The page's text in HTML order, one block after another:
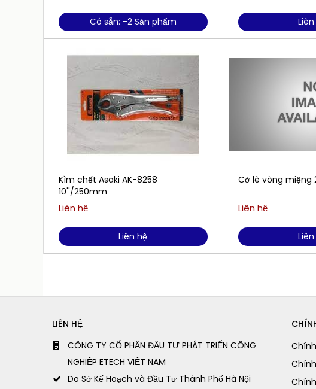
Có sẵn: -2 Sản phẩm
Kìm chết Asaki AK-8258
10''/250mm
Liên hệ
Liên hệ
Cờ lê vòng miệng
Liên hệ
LIÊN HỆ
CÔNG TY CỔ PHẦN ĐẦU TƯ PHÁT TRIỂN CÔNG
NGHIỆP ETECH VIỆT NAM
Do Sở Kế Hoạch và Đầu Tư Thành Phố Hà Nội